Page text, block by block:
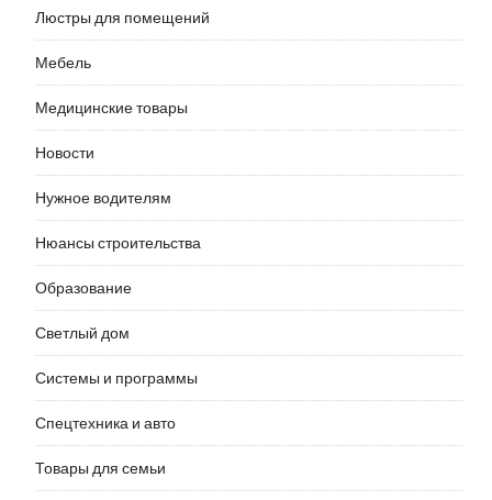
Люстры для помещений
Мебель
Медицинские товары
Новости
Нужное водителям
Нюансы строительства
Образование
Светлый дом
Системы и программы
Спецтехника и авто
Товары для семьи